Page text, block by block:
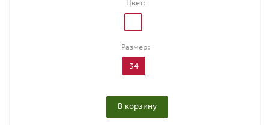
Цвет:
Размер:
34
В корзину